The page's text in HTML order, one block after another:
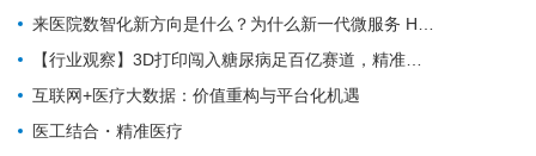
来医院数智化新方向是什么？为什么新一代微服务 HIS/EMR 必须与医疗大数据 AI 平台深度融合？
【行业观察】3D打印闯入糖尿病足百亿赛道，精准医疗离大规模商用还有多远？
互联网+医疗大数据：价值重构与平台化机遇
医工结合・精准医疗